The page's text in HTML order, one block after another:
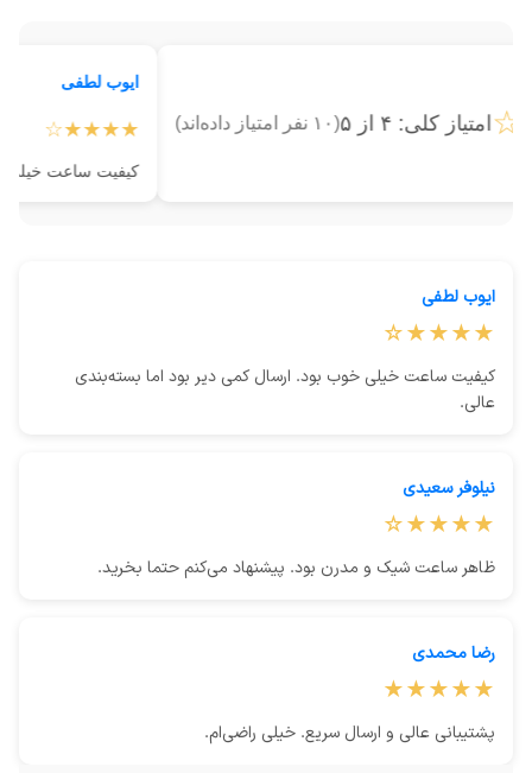
امتیاز کلی: ۴ از ۵
ایوب لطفی
★★★★☆
کیفیت ساعت
ایوب لطفی
★★★★☆
کیفیت ساعت خیلی خوب بود. ارسال کمی دیر بود اما بسته‌بندی
عالی.
نیلوفر سعیدی
★★★★☆
ظاهر ساعت شیک و مدرن بود. پیشنهاد می‌کنم حتما بخرید.
رضا محمدی
★★★★★
پشتیبانی عالی و ارسال سریع. خیلی راضی‌ام.